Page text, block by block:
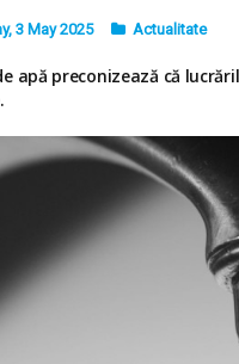
3 May 2025 Actualitate
apă preconizează că